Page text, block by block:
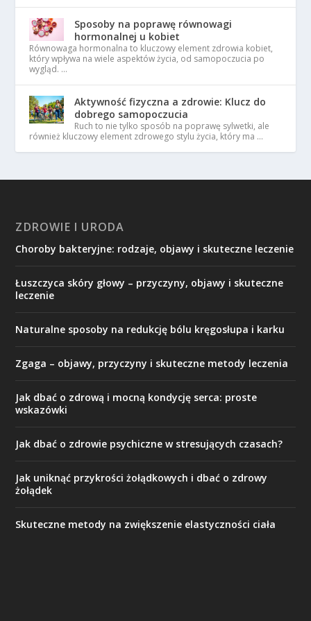
Sposoby na poprawę równowagi
hormonalnej u kobiet
Równowaga hormonalna to kluczowy element zdrowia kobiet,
który wpływa na wiele aspektów życia, od samopoczucia po
wygląd. …
Aktywność fizyczna a zdrowie: Klucz do
dobrego samopoczucia
Ruch to nie tylko sposób na poprawę sylwetki, ale
również kluczowy element zdrowego stylu życia, który ma …
ZDROWIE I URODA
Choroby bakteryjne: rodzaje, objawy i skuteczne leczenie
Łuszczyca skóry głowy – przyczyny, objawy i skuteczne
leczenie
Naturalne sposoby na redukcję bólu kręgosłupa i karku
Zgaga – objawy, przyczyny i skuteczne metody leczenia
Jak dbać o zdrową i mocną kondycję serca: proste
wskazówki
Jak dbać o zdrowie psychiczne w stresujących czasach?
Jak uniknąć przykrości żołądkowych i dbać o zdrowy
żołądek
Skuteczne metody na zwiększenie elastyczności ciała